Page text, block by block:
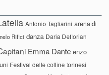
Antonio Tagliarini arena di
Rifici danza Daria Deflorian
Emma Dante enzo
Festival delle colline torinesi